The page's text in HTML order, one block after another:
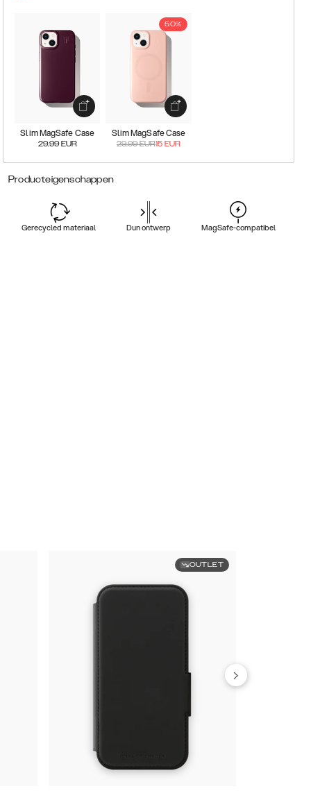
Slim MagSafe Case
29.99 EUR
50%
Slim MagSafe Case
29.99EUR15 EUR
Producteigenschappen
Gerecycled materiaal Dun ontwerp MagSafe-compatibel
OUTLET